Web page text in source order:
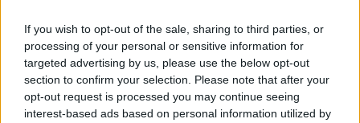
If you wish to opt-out of the sale, sharing to third parties, or
processing of your personal or sensitive information for
targeted advertising by us, please use the below opt-out
section to confirm your selection. Please note that after your
opt-out request is processed you may continue seeing
interest-based ads based on personal information utilized by
emelkedett az olajár
Portfolio
2001. december 18. 09:36